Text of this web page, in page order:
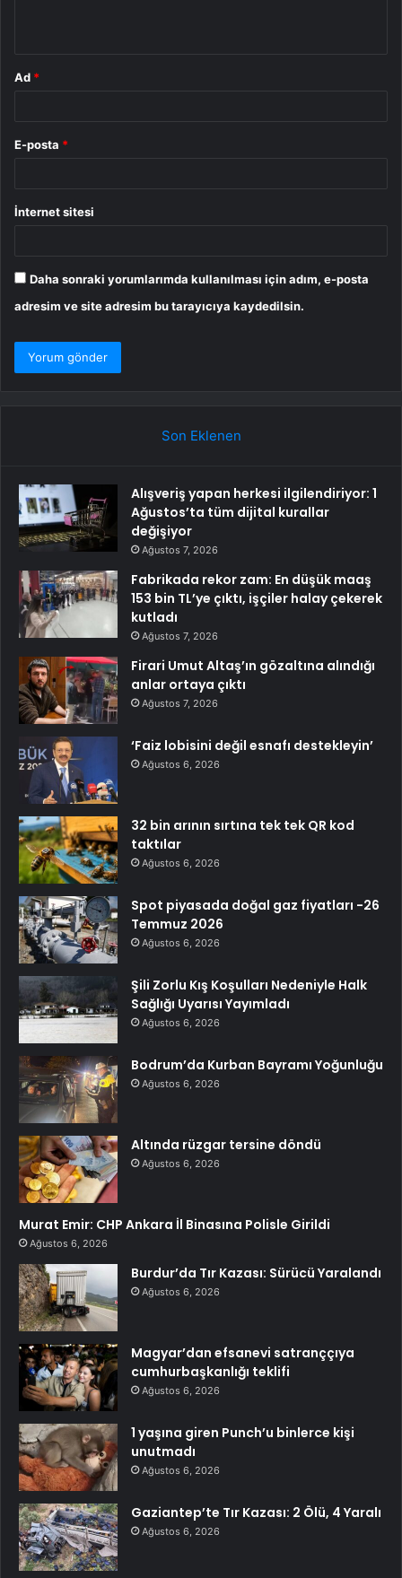
Ad *
E-posta *
İnternet sitesi
Daha sonraki yorumlarımda kullanılması için adım, e-posta
adresim ve site adresim bu tarayıcıya kaydedilsin.
Son Eklenen
Alışveriş yapan herkesi ilgilendiriyor: 1
Ağustos’ta tüm dijital kurallar
değişiyor
Ağustos 7, 2026
Fabrikada rekor zam: En düşük maaş
153 bin TL’ye çıktı, işçiler halay çekerek
kutladı
Ağustos 7, 2026
Firari Umut Altaş’ın gözaltına alındığı
anlar ortaya çıktı
Ağustos 7, 2026
‘Faiz lobisini değil esnafı destekleyin’
Ağustos 6, 2026
32 bin arının sırtına tek tek QR kod
taktılar
Ağustos 6, 2026
Spot piyasada doğal gaz fiyatları -26
Temmuz 2026
Ağustos 6, 2026
Şili Zorlu Kış Koşulları Nedeniyle Halk
Sağlığı Uyarısı Yayımladı
Ağustos 6, 2026
Bodrum’da Kurban Bayramı Yoğunluğu
Ağustos 6, 2026
Altında rüzgar tersine döndü
Ağustos 6, 2026
Murat Emir: CHP Ankara İl Binasına Polisle Girildi
Ağustos 6, 2026
Burdur’da Tır Kazası: Sürücü Yaralandı
Ağustos 6, 2026
Magyar’dan efsanevi satranççıya
cumhurbaşkanlığı teklifi
Ağustos 6, 2026
1 yaşına giren Punch’u binlerce kişi
unutmadı
Ağustos 6, 2026
Gaziantep’te Tır Kazası: 2 Ölü, 4 Yaralı
Ağustos 6, 2026